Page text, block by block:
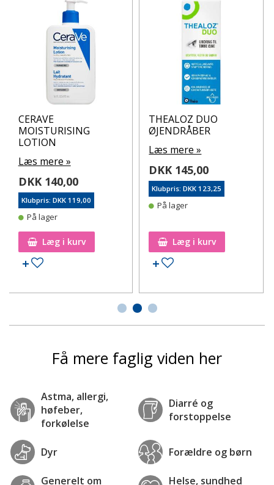
CERAVE
MOISTURISING
LOTION
Læs mere »
DKK 140,00
Klubpris: DKK 119,00
På lager
Læg i kurv
Tilføj til ønskeseddel
THEALOZ DUO
ØJENDRÅBER
Læs mere »
DKK 145,00
Klubpris: DKK 123,25
På lager
Læg i kurv
Tilføj til ønskeseddel
Få mere faglig viden her
Astma, allergi,
høfeber,
forkølelse
Diarré og
forstoppelse
Dyr Forældre og børn
Generelt om
Helse, sundhed